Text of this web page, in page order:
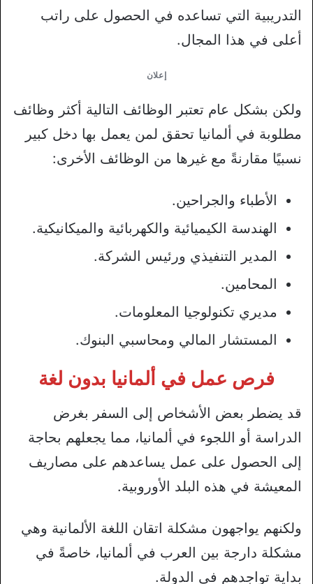
التدريبية التي تساعده في الحصول على راتب
أعلى في هذا المجال.
إعلان
ولكن بشكل عام تعتبر الوظائف التالية أكثر وظائف
مطلوبة في ألمانيا تحقق لمن يعمل بها دخل كبير
نسبيًا مقارنةً مع غيرها من الوظائف الأخرى:
الأطباء والجراحين.
الهندسة الكيميائية والكهربائية والميكانيكية.
المدير التنفيذي ورئيس الشركة.
المحامين.
مديري تكنولوجيا المعلومات.
المستشار المالي ومحاسبي البنوك.
فرص عمل في ألمانيا بدون لغة
قد يضطر بعض الأشخاص إلى السفر بغرض
الدراسة أو اللجوء في ألمانيا، مما يجعلهم بحاجة
إلى الحصول على عمل يساعدهم على مصاريف
المعيشة في هذه البلد الأوروبية.
ولكنهم يواجهون مشكلة اتقان اللغة الألمانية وهي
مشكلة دارجة بين العرب في ألمانيا، خاصةً في
بداية تواجدهم في الدولة.